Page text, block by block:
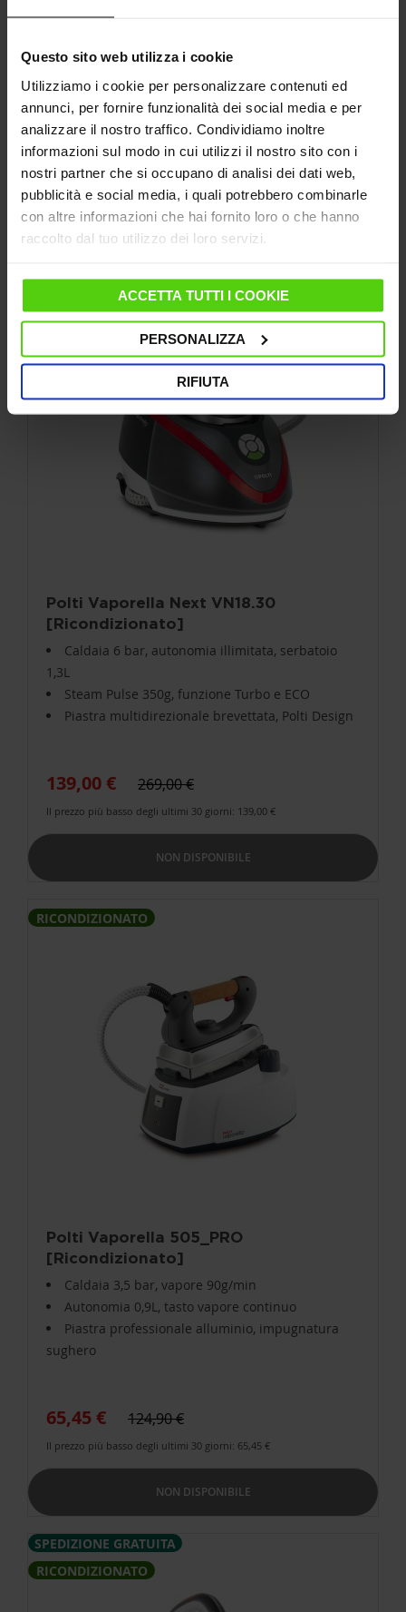
Questo sito web utilizza i cookie
Utilizziamo i cookie per personalizzare contenuti ed
annunci, per fornire funzionalità dei social media e per
analizzare il nostro traffico. Condividiamo inoltre
informazioni sul modo in cui utilizzi il nostro sito con i
nostri partner che si occupano di analisi dei dati web,
pubblicità e social media, i quali potrebbero combinarle
con altre informazioni che hai fornito loro o che hanno
raccolto dal tuo utilizzo dei loro servizi.
ACCETTA TUTTI I COOKIE
PERSONALIZZA
RIFIUTA
Caldaia 6 bar, autonomia illimitata, serbatoio
Steam Pulse 350g, funzione Turbo e ECO
Piastra multidirezionale brevettata, Polti Design
139,00 € 269,00 €
Il prezzo più basso degli ultimi 30 giorni: 139,00 €
NON DISPONIBILE
RICONDIZIONATO
SPEDIZIONE GRATUITA
Polti Vaporella Next VN18.30
[Ricondizionato]
Caldaia 6 bar, autonomia illimitata, serbatoio
1,3L
Steam Pulse 350g, funzione Turbo e ECO
Piastra multidirezionale brevettata, Polti Design
139,00 € 269,00 €
Il prezzo più basso degli ultimi 30 giorni: 139,00 €
NON DISPONIBILE
RICONDIZIONATO
Polti Vaporella 505_PRO
[Ricondizionato]
Caldaia 3,5 bar, vapore 90g/min
Autonomia 0,9L, tasto vapore continuo
Piastra professionale alluminio, impugnatura
sughero
65,45 € 124,90 €
Il prezzo più basso degli ultimi 30 giorni: 65,45 €
NON DISPONIBILE
SPEDIZIONE GRATUITA
RICONDIZIONATO